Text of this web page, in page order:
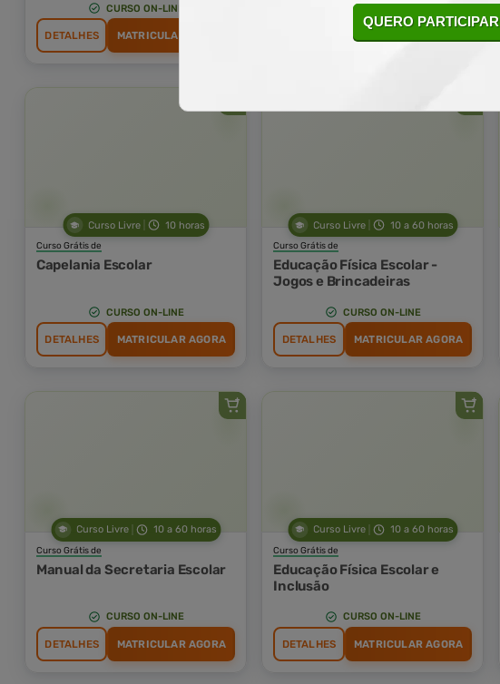
CURSO ON-LINE
DETALHES MATRICULAR AGORA
CURSO ON-LINE
MATRICULAR AGORA
Curso Livre 10 horas
Curso Grátis de
Capelania Escolar
CURSO ON-LINE
DETALHES MATRICULAR AGORA
Curso Livre 10 a 60 horas
Curso Grátis de
Educação Física Escolar -
Jogos e Brincadeiras
CURSO ON-LINE
DETALHES MATRICULAR AGORA
Curso Livre 10 a 60 horas
Curso Grátis de
Manual da Secretaria Escolar
CURSO ON-LINE
DETALHES MATRICULAR AGORA
Curso Livre 10 a 60 horas
Curso Grátis de
Educação Física Escolar e
Inclusão
CURSO ON-LINE
DETALHES MATRICULAR AGORA
QUERO PARTICIPAR